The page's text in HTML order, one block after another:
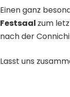
Einen ganz
Festsaal zum
nach der
Lasst uns